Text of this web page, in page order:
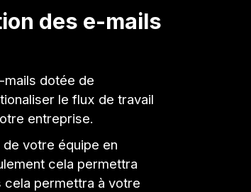
des e-mails
dotée de
le flux de travail
entreprise.
votre équipe en
cela permettra
permettra à votre